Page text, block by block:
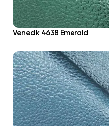
Venedik 4638 Emerald